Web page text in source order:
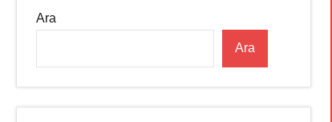
Ara
Ara